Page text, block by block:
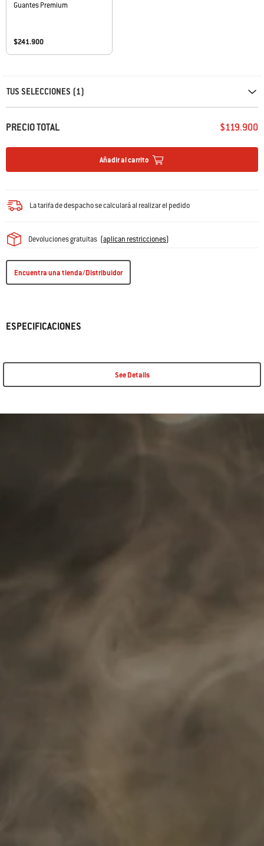
Guantes Premium
$241.900
TUS SELECCIONES (1)
PRECIO TOTAL $119.900
Añadir al carrito
La tarifa de despacho se calculará al realizar el pedido
Devoluciones gratuitas (aplican restricciones)
Encuentra una tienda/Distribuidor
ESPECIFICACIONES
See Details